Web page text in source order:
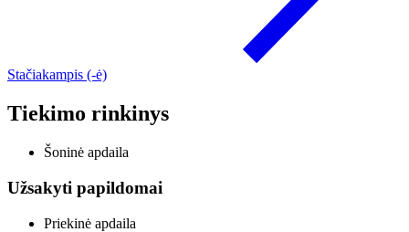
Stačiakampis (-ė)
Tiekimo rinkinys
Šoninė apdaila
Užsakyti papildomai
Priekinė apdaila